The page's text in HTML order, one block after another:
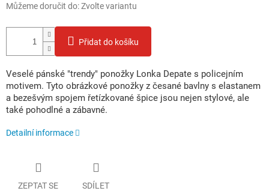
Můžeme doručit do:Zvolte variantu
Přidat do košíku
Veselé pánské "trendy" ponožky Lonka Depate s policejním
motivem. Tyto obrázkové ponožky z česané bavlny s elastanem
a bezešvým spojem řetízkované špice jsou nejen stylové, ale
také pohodlné a zábavné.
Detailní informace
ZEPTAT SE SDÍLET